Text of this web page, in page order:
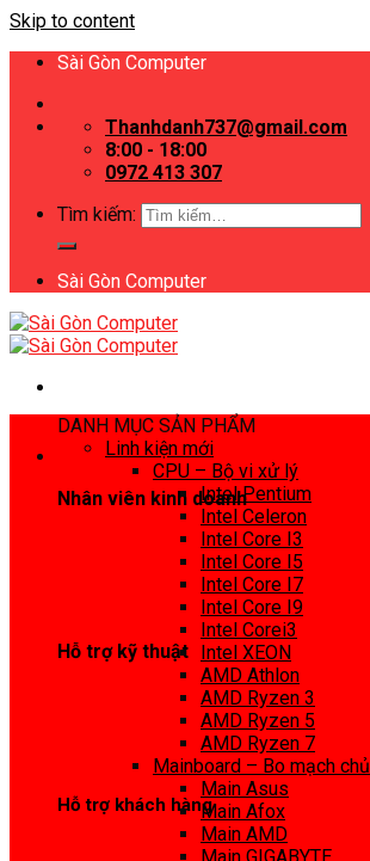
Skip to content
Sài Gòn Computer
Thanhdanh737@gmail.com
8:00 - 18:00
0972 413 307
Tìm kiếm:
Sài Gòn Computer
Nhân viên kinh doanh
Hỗ trợ kỹ thuật
Hỗ trợ khách hàng
DANH MỤC SẢN PHẨM
Linh kiện mới
CPU – Bộ vi xử lý
Intel Pentium
Intel Celeron
Intel Core I3
Intel Core I5
Intel Core I7
Intel Core I9
Intel Corei3
Intel XEON
AMD Athlon
AMD Ryzen 3
AMD Ryzen 5
AMD Ryzen 7
Mainboard – Bo mạch chủ
Main Asus
Main Afox
Main AMD